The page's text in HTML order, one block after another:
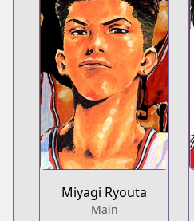
Miyagi Ryouta
Main